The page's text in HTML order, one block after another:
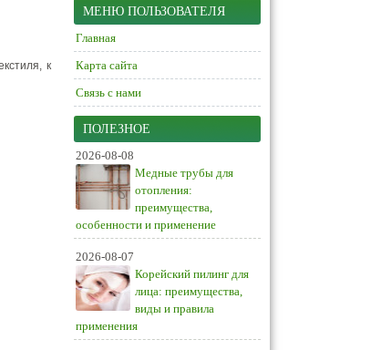
к
МЕНЮ ПОЛЬЗОВАТЕЛЯ
Главная
Карта сайта
Связь с нами
ПОЛЕЗНОЕ
2026-08-08
Медные трубы для
отопления:
преимущества,
особенности и применение
2026-08-07
Корейский пилинг для
лица: преимущества,
виды и правила
применения